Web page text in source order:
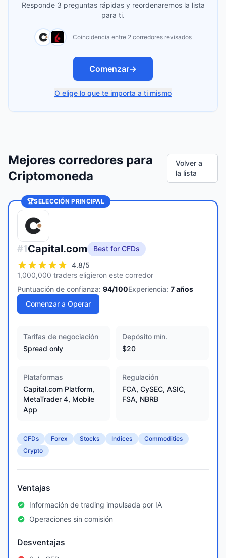
Responde 3 preguntas rápidas y reordenaremos la lista
para ti.
Coincidencia entre 2 corredores revisados
Comenzar→
O elige lo que te importa a ti mismo
Mejores corredores para
Criptomoneda
Volver a
la lista
🏆SELECCIÓN PRINCIPAL
#1Capital.com
Best for CFDs
4.8/5
1,000,000 traders eligieron este corredor
Puntuación de confianza: 94/100Experiencia: 7años
Comenzar a Operar
Tarifas de negociación
Spread only
Depósito mín.
$20
Plataformas
Capital.com Platform,
MetaTrader 4, Mobile
App
Regulación
FCA, CySEC, ASIC,
FSA, NBRB
CFDs Forex Stocks Indices
Commodities
Crypto
Ventajas
Información de trading impulsada por IA
Operaciones sin comisión
Desventajas